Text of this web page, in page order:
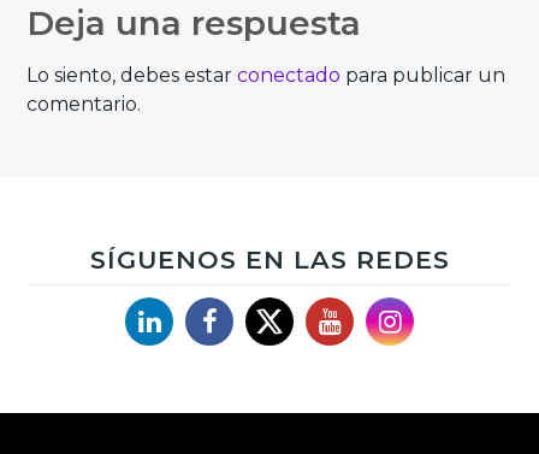
Deja una respuesta
Lo siento, debes estarconectado para publicar un
comentario.
SÍGUENOS EN LAS REDES
LinkedinFacebook
X YouTubeInstagram